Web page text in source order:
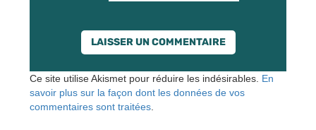
Ce site utilise Akismet pour réduire les indésirables. En
savoir plus sur la façon dont les données de vos
commentaires sont traitées